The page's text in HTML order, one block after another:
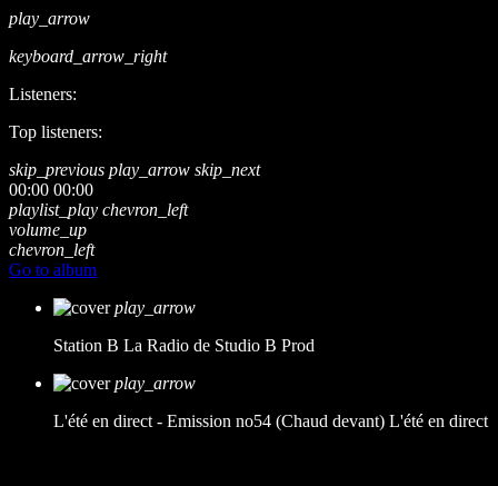
play_arrow
keyboard_arrow_right
Listeners:
Top listeners:
skip_previous play_arrow skip_next
00:00 00:00
playlist_play chevron_left
volume_up
chevron_left
Go to album
play_arrow
Station B La Radio de Studio B Prod
play_arrow
L'été en direct - Emission no54 (Chaud devant) L'été en direct